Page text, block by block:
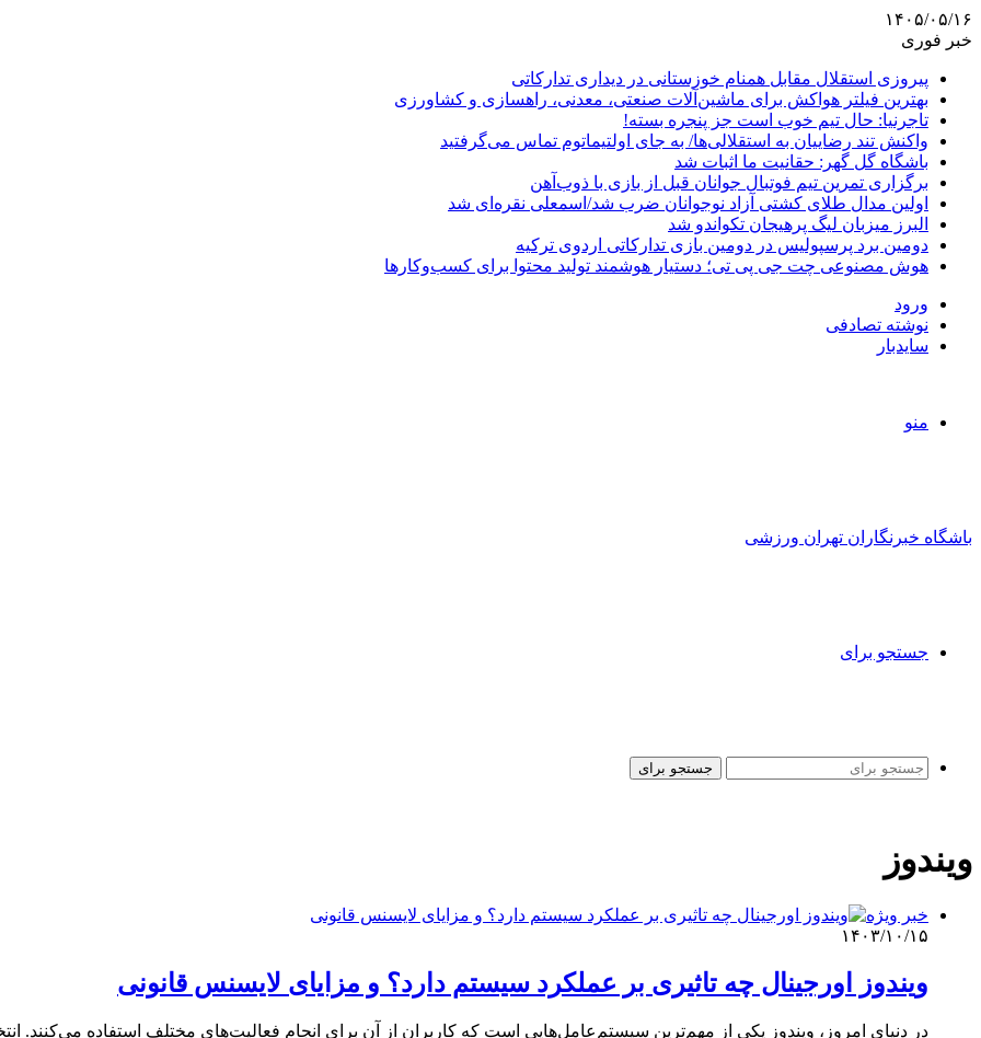
۱۴۰۵/۰۵/۱۶
خبر فوری
پیروزی استقلال مقابل همنام خوزستانی در دیداری تدارکاتی
بهترین فیلتر هواکش برای ماشین‌آلات صنعتی، معدنی، راهسازی و کشاورزی
تاجرنیا: حال تیم خوب است جز پنجره بسته!
واکنش تند رضاییان به استقلالی‌ها/ به جای اولتیماتوم تماس می‌گرفتید
باشگاه گل گهر: حقانیت ما اثبات شد
برگزاری تمرین تیم فوتبال جوانان قبل از بازی با ذوب‌آهن
اولین مدال طلای کشتی آزاد نوجوانان ضرب شد/اسمعلی نقره‌ای شد
البرز میزبان لیگ پرهیجان تکواندو شد
دومین برد پرسپولیس در دومین بازی تدارکاتی اردوی ترکیه
هوش مصنوعی چت جی پی تی؛ دستیار هوشمند تولید محتوا برای کسب‌وکارها
ورود
نوشته تصادفی
سایدبار
منو
باشگاه خبرنگاران تهران ورزشی
جستجو برای
جستجو برای
ویندوز
خبر ویژه
۱۴۰۳/۱۰/۱۵
ویندوز اورجینال چه تاثیری بر عملکرد سیستم دارد؟ و مزایای لایسنس قانونی
در دنیای امروز، ویندوز یکی از مهم‌ترین سیستم‌عامل‌هایی است که کاربران از آن برای انجام فعالیت‌های مختلف استفاده می‌کنند.